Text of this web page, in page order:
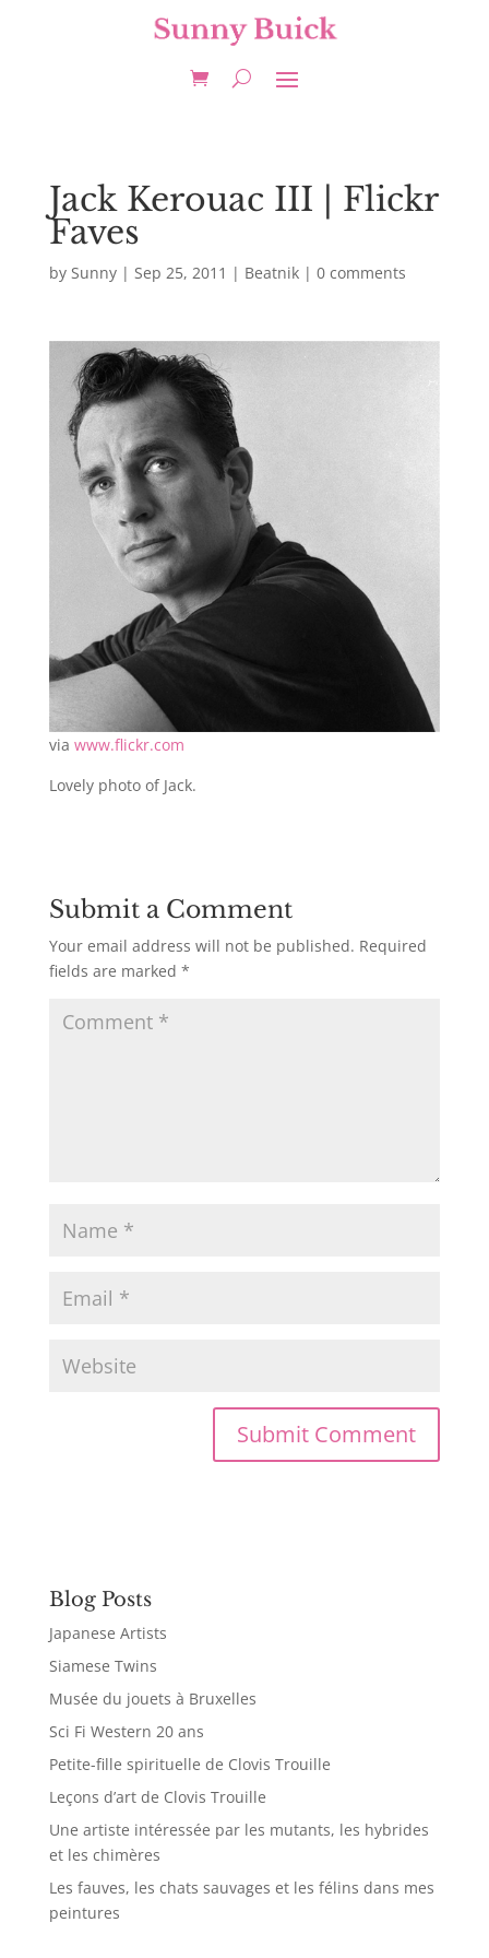
Jack Kerouac III | Flickr
Faves
by Sunny| Sep 25, 2011 | Beatnik| 0 comments
via www.flickr.com
Lovely photo of Jack.
Submit a Comment
Your email address will not be published. Required
fields are marked *
Blog Posts
Japanese Artists
Siamese Twins
Musée du jouets à Bruxelles
Sci Fi Western 20 ans
Petite-fille spirituelle de Clovis Trouille
Leçons d’art de Clovis Trouille
Une artiste intéressée par les mutants, les hybrides
et les chimères
Les fauves, les chats sauvages et les félins dans mes
peintures